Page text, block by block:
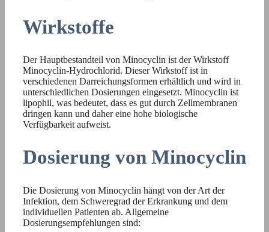
Wirkstoffe
Der Hauptbestandteil von Minocyclin ist der Wirkstoff
Minocyclin-Hydrochlorid. Dieser Wirkstoff ist in
verschiedenen Darreichungsformen erhältlich und wird in
unterschiedlichen Dosierungen eingesetzt. Minocyclin ist
lipophil, was bedeutet, dass es gut durch Zellmembranen
dringen kann und daher eine hohe biologische
Verfügbarkeit aufweist.
Dosierung von Minocyclin
Die Dosierung von Minocyclin hängt von der Art der
Infektion, dem Schweregrad der Erkrankung und dem
individuellen Patienten ab. Allgemeine
Dosierungsempfehlungen sind: